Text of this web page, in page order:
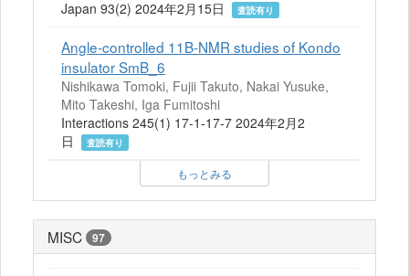
Japan 93(2) 2024年2月15日 査読有り
Angle-controlled 11B-NMR studies of Kondo
insulator SmB_6
Nishikawa Tomoki, Fujii Takuto, Nakai Yusuke,
Mito Takeshi, Iga Fumitoshi
Interactions 245(1) 17-1-17-7 2024年2月2
日
査読有り
もっとみる
MISC 97